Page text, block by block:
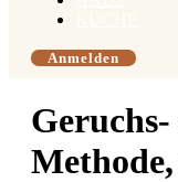
Anmelden